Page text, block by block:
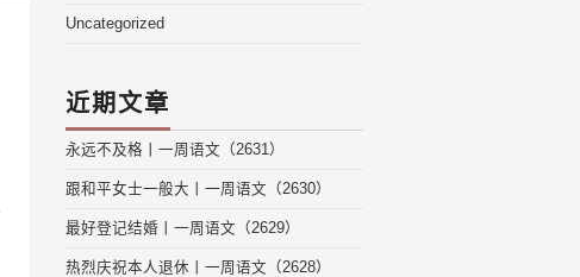
Uncategorized
近期文章
永远不及格丨一周语文（2631）
跟和平女士一般大丨一周语文（2630）
最好登记结婚丨一周语文（2629）
热烈庆祝本人退休丨一周语文（2628）